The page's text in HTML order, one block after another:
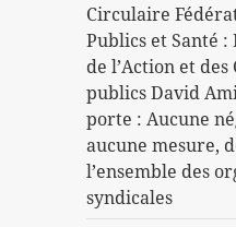
Circulaire
Publics et Santé
de l’Action et des
publics David
porte : Aucune
aucune mesure,
l’ensemble des
syndicales